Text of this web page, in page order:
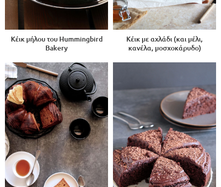
Κέικ μήλου του Hummingbird
Bakery
Κέικ με αχλάδι (και μέλι,
κανέλα, μοσχοκάρυδο)